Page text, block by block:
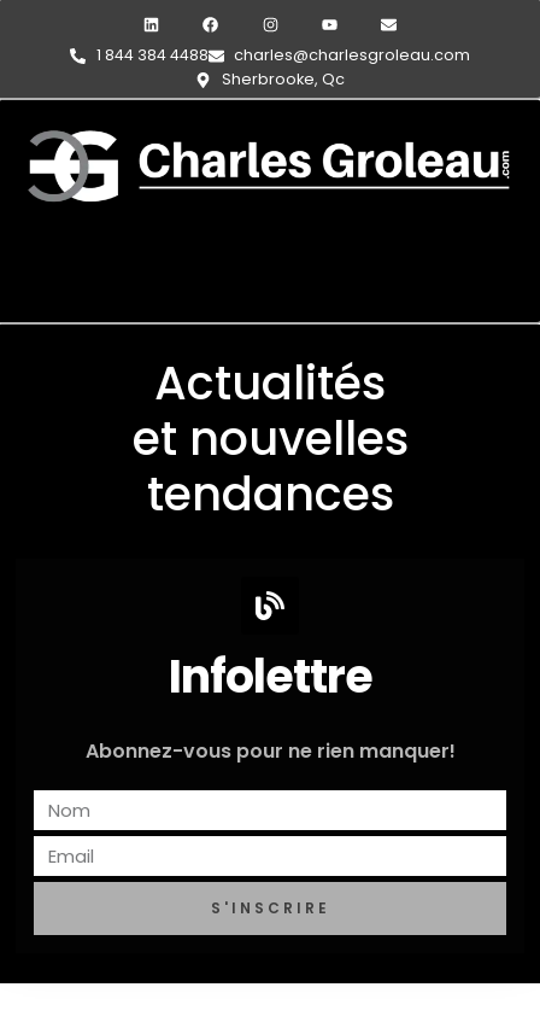
1 844 384 4488
charles@charlesgroleau.com
Sherbrooke, Qc
Actualités
et nouvelles
tendances
Infolettre
Abonnez-vous pour ne rien manquer!
S'INSCRIRE